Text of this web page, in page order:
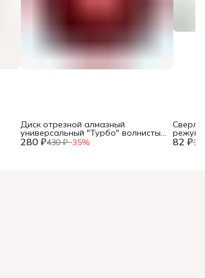
280 ₽430 ₽−35%
Диск отрезной алмазный
универсальный "Турбо" волнистый
профиль, 125х22,2мм, (шт.) 82 ₽
Сверло